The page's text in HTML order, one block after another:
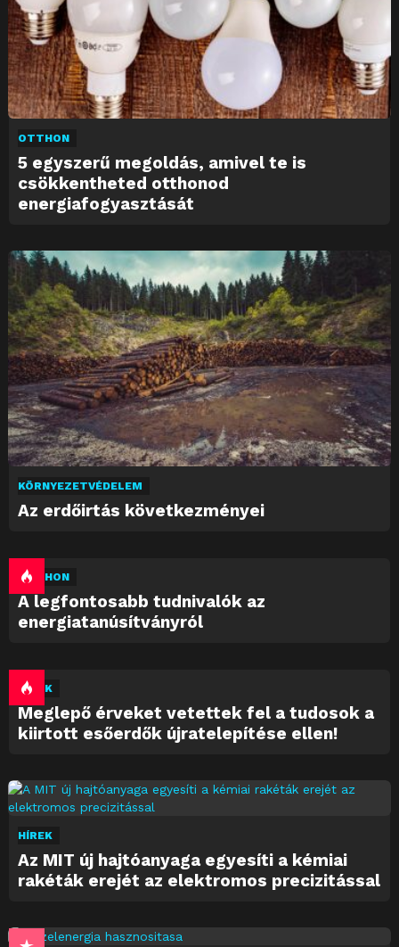
OTTHON
5 egyszerű megoldás, amivel te is
csökkentheted otthonod
energiafogyasztását
KÖRNYEZETVÉDELEM
Az erdőirtás következményei
OTTHON
A legfontosabb tudnivalók az
energiatanúsítványról
HÍREK
Meglepő érveket vetettek fel a tudosok a
kiirtott esőerdők újratelepítése ellen!
HÍREK
Az MIT új hajtóanyaga egyesíti a kémiai
rakéták erejét az elektromos precizitással